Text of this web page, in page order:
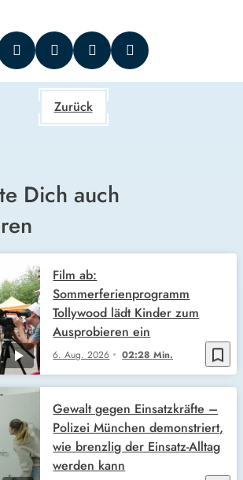
Zurück
Dich auch
bookmark_border
6. Aug. 2026 02:28 Min.
Film ab:
Sommerferienprogramm
Tollywood lädt Kinder zum
Ausprobieren ein
Gewalt gegen Einsatzkräfte –
Polizei München demonstriert,
wie brenzlig der Einsatz-Alltag
werden kann